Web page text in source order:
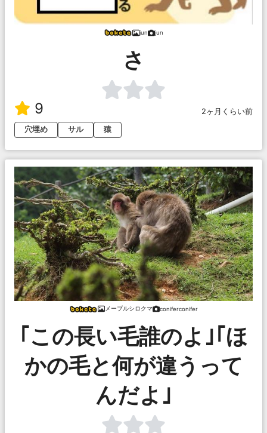
jun jun
さ
9
2ヶ月くらい前
穴埋め
サル 猿
メープルシロクマ coniferconifer
｢この長い毛誰のよ｣｢ほ
かの毛と何が違うって
んだよ｣